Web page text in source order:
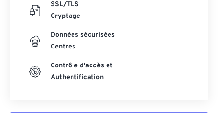
SSL/TLS
Cryptage
Données sécurisées
Centres
Contrôle d'accès et
Authentification